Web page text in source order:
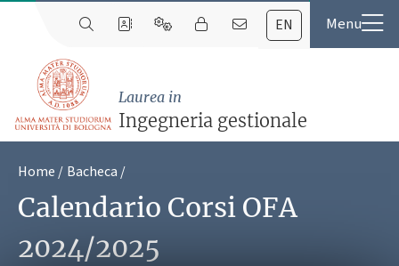
EN
Laurea in
Ingegneria gestionale
Home Bacheca
Calendario Corsi OFA
2024/2025